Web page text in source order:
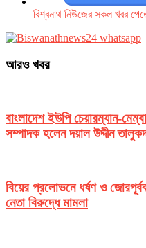
বিশ্বনাথ নিউজের সকল খবর
আরও খবর
বাংলাদেশ ইউপি চেয়ারম্যান-
সম্পাদক হলেন দয়াল উদ্দীন
বিয়ের প্রলোভনে ধর্ষণ ও
নেতা বিরুদ্ধে মামলা